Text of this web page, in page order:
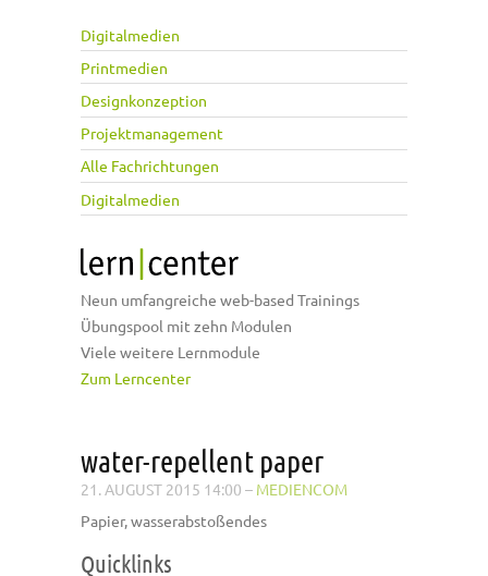
Digitalmedien
Printmedien
Designkonzeption
Projektmanagement
Alle Fachrichtungen
Digitalmedien
Neun umfangreiche web-based Trainings
Übungspool mit zehn Modulen
Viele weitere Lernmodule
Zum Lerncenter
water-repellent paper
21. AUGUST 2015 14:00 – MEDIENCOM
Papier, wasserabstoßendes
Quicklinks